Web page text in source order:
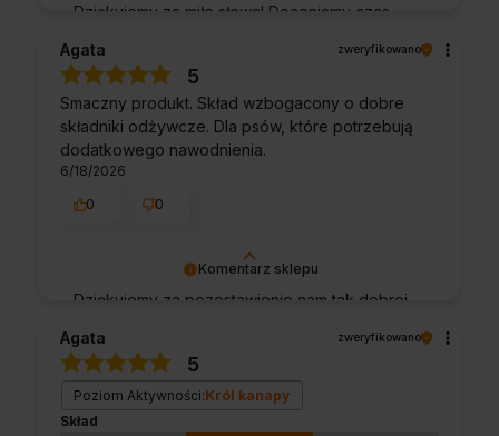
Dziękujemy za miłe słowa! Doceniamy czas
doświadczeniem. Jesteśmy szczęśliwi, że
mamy takich klientów. Z pozdrowieniami,
obsługa sklepu.
Komentarz sklepu
Dziękujemy za pozostawienie nam tak dobrej
klienta i Twoja recenzja potwierdza nasze
wysiłki - dziękujemy raz jeszcze i mamy
nadzieję - do szybkiego zobaczenia!
Agata zweryfikowano
5
Smaczny produkt. Skład wzbogacony o dobre
składniki odżywcze. Dla psów, które potrzebują
dodatkowego nawodnienia.
6/18/2026
0
0
Agata zweryfikowano
5
Poziom Aktywności:Król kanapy
Skład